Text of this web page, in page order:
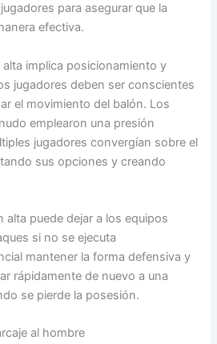
para asegurar que la
efectiva.
implica posicionamiento y
jugadores deben ser conscientes
el movimiento del balón. Los
emplearon una presión
jugadores convergían sobre el
sus opciones y creando
alta puede dejar a los equipos
si no se ejecuta
mantener la forma defensiva y
rápidamente de nuevo a una
se pierde la posesión.
al hombre